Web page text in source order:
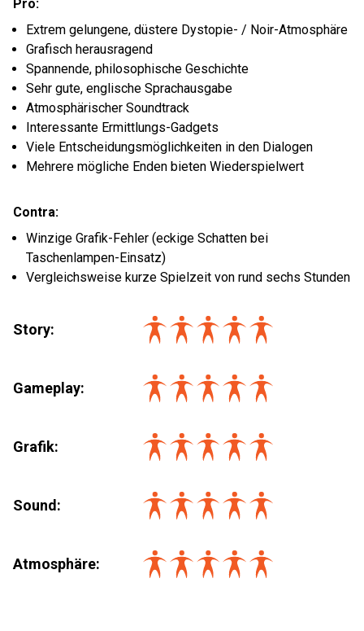
Pro:
Extrem gelungene, düstere Dystopie- / Noir-Atmosphäre
Grafisch herausragend
Spannende, philosophische Geschichte
Sehr gute, englische Sprachausgabe
Atmosphärischer Soundtrack
Interessante Ermittlungs-Gadgets
Viele Entscheidungsmöglichkeiten in den Dialogen
Mehrere mögliche Enden bieten Wiederspielwert
Contra:
Winzige Grafik-Fehler (eckige Schatten bei
Taschenlampen-Einsatz)
Vergleichsweise kurze Spielzeit von rund sechs Stunden
Story:
Gameplay:
Grafik:
Sound:
Atmosphäre: